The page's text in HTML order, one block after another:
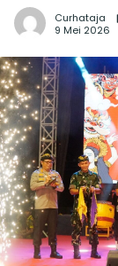
Curhataja
9 Mei 2026